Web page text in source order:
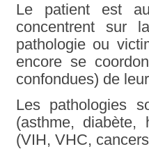
Le patient est
concentrent sur
pathologie ou
encore se
confondues) de
Les pathologies
(asthme, diabète,
(VIH, VHC,